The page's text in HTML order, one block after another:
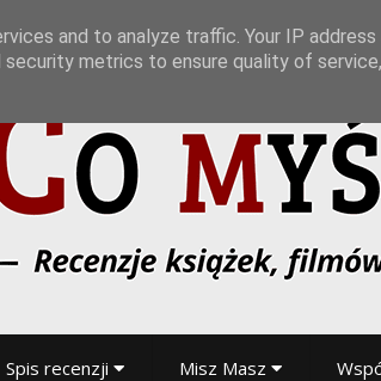
Spis recenzji Misz Masz
and to analyze traffic. Your IP address
metrics to ensure quality of